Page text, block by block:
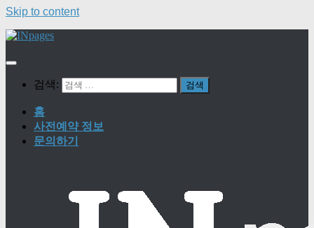
Skip to content
검색:
홈
사전예약 정보
문의하기